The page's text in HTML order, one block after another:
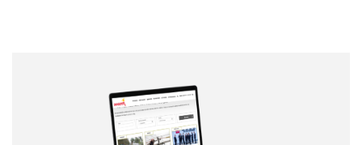
Correo electrónico